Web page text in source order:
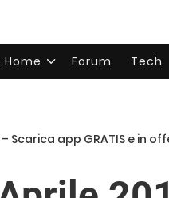
Forum Tech
Scarica app GRATIS e in